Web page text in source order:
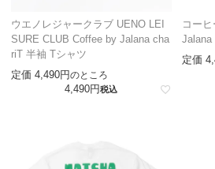
ウエノレジャークラブ UENO LEI
SURE CLUB Coffee by Jalana cha
riT 半袖 Tシャツ
定価 4,490 のところ
4,490 税込
コー
Jalana
定価